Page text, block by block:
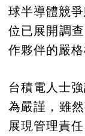
球半導體競
位已展開調
作夥伴的嚴格
台積電人士
為嚴謹，雖
展現管理責